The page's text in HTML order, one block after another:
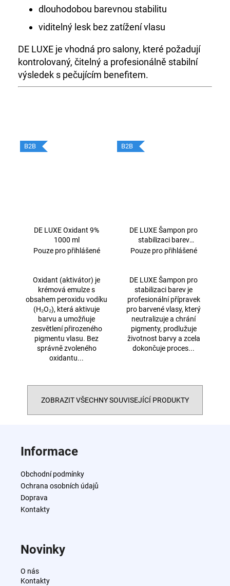
dlouhodobou barevnou stabilitu
viditelný lesk bez zatížení vlasu
DE LUXE je vhodná pro salony, které požadují
kontrolovaný, čitelný a profesionálně stabilní
výsledek s pečujícím benefitem.
B2B
DE LUXE Oxidant 9%
1000 ml
Pouze pro přihlášené
Oxidant (aktivátor) je
krémová emulze s
obsahem peroxidu vodíku
(H₂O₂), která aktivuje
barvu a umožňuje
zesvětlení přirozeného
pigmentu vlasu. Bez
správně zvoleného
oxidantu...
B2B
DE LUXE Šampon pro
stabilizaci barev
1000ml
Pouze pro přihlášené
DE LUXE Šampon pro
stabilizaci barev je
profesionální přípravek
pro barvené vlasy, který
neutralizuje a chrání
pigmenty, prodlužuje
životnost barvy a zcela
dokončuje proces...
ZOBRAZIT VŠECHNY SOUVISEJÍCÍ PRODUKTY
Informace
Obchodní podmínky
Ochrana osobních údajů
Doprava
Kontakty
Novinky
O nás
Kontakty